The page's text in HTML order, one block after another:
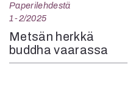
Paperilehdestä
1-2/2025
Metsän herkkä
buddha vaarassa